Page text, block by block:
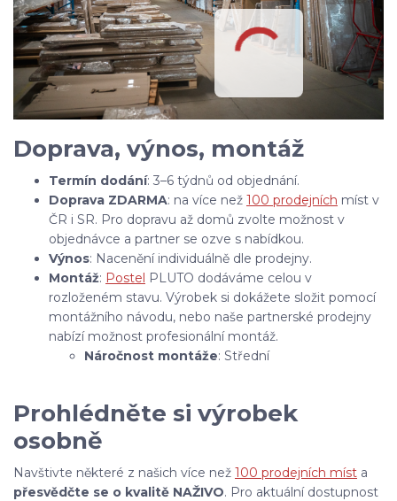
Doprava, výnos, montáž
Termín dodání: 3–6 týdnů od objednání.
Doprava ZDARMA: na více než 100 prodejních míst v
ČR i SR. Pro dopravu až domů zvolte možnost v
objednávce a partner se ozve s nabídkou.
Výnos: Nacenění individuálně dle prodejny.
Montáž: Postel PLUTO dodáváme celou v
rozloženém stavu. Výrobek si dokážete složit pomocí
montážního návodu, nebo naše partnerské prodejny
nabízí možnost profesionální montáž.
Náročnost montáže: Střední
Prohlédněte si výrobek
osobně
Navštivte některé z našich více než 100 prodejních míst a
přesvědčte se o kvalitě NAŽIVO. Pro aktuální dostupnost